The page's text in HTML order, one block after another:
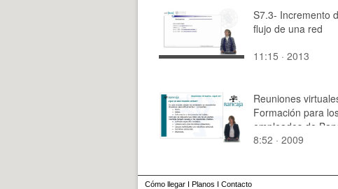
S7.3- Incremento
flujo de una red
11:15 · 2013
Reuniones
Formación para
empleados de
8:52 · 2009
Cómo llegar I Planos I Contacto